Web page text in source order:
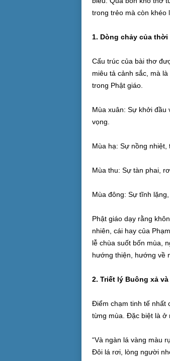
trong trẻo mà còn khéo
1. Dòng chảy của
Cấu trúc của bài thơ
miêu tả cảnh sắc, mà
trong Phật giáo.
Mùa xuân: Sự khởi đầu
vọng.
Mùa hạ: Sự nồng nhiệt,
Mùa thu: Sự tàn phai,
Mùa đông: Sự tĩnh
Phật giáo dạy rằng
nhiên, cái hay của
lễ chùa suốt bốn mùa,
hướng thiện, hướng về
2. Triết lý Buông xả
Điểm chạm tinh tế nhất
từng mùa. Đặc biệt là ở
“Và ngàn lá vàng màu
Đôi lá rơi, lòng người